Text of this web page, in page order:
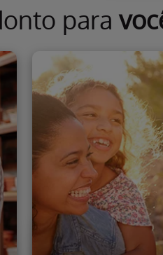
para